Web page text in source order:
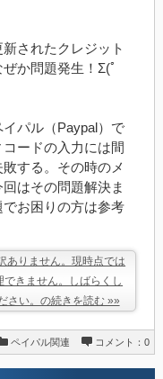
されたクレジット
か問題発生！Σ(ﾟ
パル（Paypal）で
ードの入力には間
する。その時のメ
はその問題解決ま
お困りの方は参考
ありません。現時点では
きません。しばらくし
さい。の続きを読む »»
ペイパル関連 コメント：0